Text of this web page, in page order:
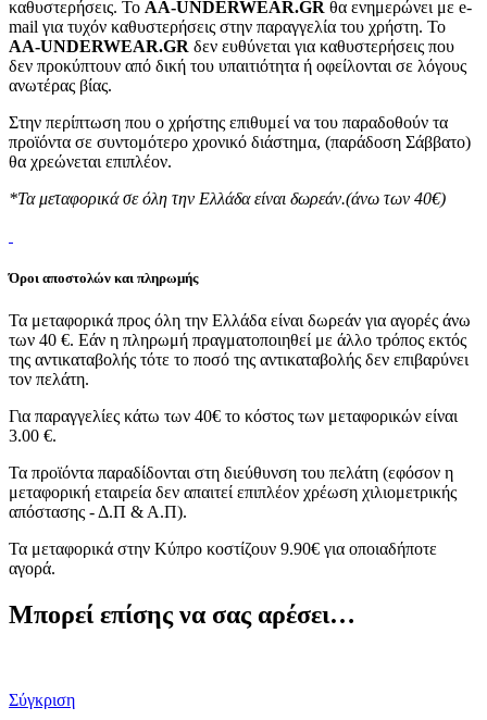
καθυστερήσεις. Το AA-UNDERWEAR.GR θα ενημερώνει με e-
mail για τυχόν καθυστερήσεις στην παραγγελία του χρήστη. Το
AA-UNDERWEAR.GR δεν ευθύνεται για καθυστερήσεις που
δεν προκύπτουν από δική του υπαιτιότητα ή οφείλονται σε λόγους
ανωτέρας βίας.
Στην περίπτωση που ο χρήστης επιθυμεί να του παραδοθούν τα
προϊόντα σε συντομότερο χρονικό διάστημα, (παράδοση Σάββατο)
θα χρεώνεται επιπλέον.
*Τα μεταφορικά σε όλη την Ελλάδα είναι δωρεάν.(άνω των 40€)
Όροι αποστολών και πληρωμής
Τα μεταφορικά προς όλη την Ελλάδα είναι δωρεάν για αγορές άνω
των 40 €. Εάν η πληρωμή πραγματοποιηθεί με άλλο τρόπος εκτός
της αντικαταβολής τότε το ποσό της αντικαταβολής δεν επιβαρύνει
τον πελάτη.
Για παραγγελίες κάτω των 40€ το κόστος των μεταφορικών είναι
3.00 €.
Τα προϊόντα παραδίδονται στη διεύθυνση του πελάτη (εφόσον η
μεταφορική εταιρεία δεν απαιτεί επιπλέον χρέωση χιλιομετρικής
απόστασης - Δ.Π & Α.Π).
Τα μεταφορικά στην Κύπρο κοστίζουν 9.90€ για οποιαδήποτε
αγορά.
Μπορεί επίσης να σας αρέσει…
Σύγκριση